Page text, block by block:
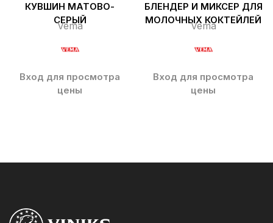
КУВШИН МАТОВО-
СЕРЫЙ
Vema
Вход для просмотра
цены
БЛЕНДЕР И МИКСЕР ДЛЯ
МОЛОЧНЫХ КОКТЕЙЛЕЙ
Vema
Вход для просмотра
цены